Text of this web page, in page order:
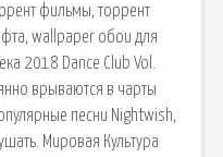
фильмы, торрент
wallpaper обои для
2018 Dance Club Vol.
врываются в чарты
песни Nightwish,
Мировая Культура